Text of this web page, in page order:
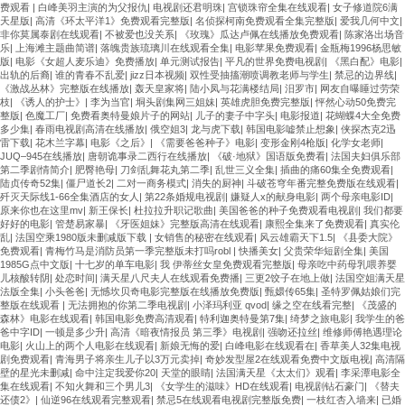
费观看 | 白峰美羽主演的为父报仇| 电视剧还君明珠| 宫锁珠帘全集在线观看| 女子修道院6满
天星版| 高清《环太平洋1》免费观看完整版| 名侦探柯南免费观看全集完整版| 爱我几何中文|
非你莫属泰剧在线观看| 不被爱也没关系| 《玫瑰》瓜达卢佩在线播放免费观看| 陈家洛出场音
乐| 上海滩主题曲简谱| 落魄贵族琉璃川在线观看全集| 电影苹果免费观看| 金瓶梅1996杨思敏
版| 电影《女超人麦乐迪》免费播放| 单元测试报告| 平凡的世界免费电视剧 | 《黑白配》电影|
出轨的后裔| 谁的青春不乱爱| jizz日本视频| 双性受抽搐潮喷调教老师与学生| 禁忌的边界线|
《激战丛林》完整版在线播放| 轰天皇家将| 陆小凤与花满楼结局| 汨罗市| 网友自曝睡过劳荣
枝| 《诱人的护士》 | 李为当官| 垌头剧集网三姐妹| 英雄虎胆免费完整版|怦然心动50免费完
整版| 色魔工厂| 免费看奥特曼娘片子的网站| 儿子的妻子中字头| 电影报道| 花蝴蝶4大全免费
多少集| 春雨电视剧高清在线播放| 俄空姐3| 龙与虎下载| 韩国电影嘘禁止想象| 侠探杰克2迅
雷下载| 花木兰字幕| 电影《之后》 | 《需要爸爸种子》电影| 变形金刚4枪版| 化学女老师|
JUQ–945在线播放| 唐朝诡事录二西行在线播放| 《破·地狱》国语版免费看| 法国夫妇俱乐部
第二季剧情简介| 肥臀艳母| 刀剑乱舞花丸第二季| 乱世三义全集| 插曲的痛60集全免费观看|
陆贞传奇52集| 僵尸道长2| 二对一商务模式| 消失的厨神| 斗破苍穹年番完整免费版在线观看|
歼灭天际线1-66全集酒店的女人 | 第22条婚规电视剧 | 嫌疑人x的献身电影| 两个母亲电影ID|
原来你也在这里mv| 新王保长| 杜拉拉升职记歌曲| 美国爸爸的种子免费观看电视剧 | 我们都要
好好的电影| 管楚易家暴| 《牙医姐妹》完整版高清在线观看| 康熙全集来了免费观看| 真实伦
乱| 法国空乘1980版未删减版下载 | 女销售的秘密在线观看| 风云雄霸天下1.5|
《县委大院》
免费观看| 青梅竹马是消防员第一季完整版未打吗robl |快播美女| 父贵荣华短剧全集| 美国
1985G点中文版| 十七岁的单车电影| 我 伊蒂丝女皇免费观看完整版| 母亲吃中药母乳喂养婴
儿核酸转阴| 处恋时间| 满天星八尺夫人在线观看免费播| 三更2饺子在地上做| 法国空姐满天星
法版全集| 小头爸爸| 无憾坎贝奇电影完整版在线播放免费版| 甄嬛传65集| 圣特罗佩姑娘们完
整版在线观看 | 无法拥抱的你第二季电视剧 | 小泽玛利亚 qvod| 缘之空在线看完整|
《茂盛的
森林》电影在线观看| 韩国电影免费高清观看| 特利迦奥特曼第7集| 绮梦之旅电影| 我学生的爸
爸中字ID| 一顿是多少升| 高清《暗夜情报员 第三季》电视剧 | 强吻还拉丝| 维修师傅艳遇理论
电影| 火山上的两个人电影在线观看| 新娘无悔的爱| 白峰电影在线观看在| 香草美人32集电视
剧免费观看| 青海男子将亲生儿子以3万元卖掉| 奇妙发型屋2在线观看免费中文版电视| 高清隔
壁的星光未删减| 命中注定我爱你20| 天堂的眼睛| 法国满天星《太太们》观看| 李采潭电影全
集在线观看| 不知火舞和三个男儿3| 《女学生的滋味》HD在线观看| 电视剧钻石豪门|
《替夫
还债2》 | 仙逆96在线观看完整观看| 禁忌5在线观看电视剧完整版免费| 一枝红杏入墙来| 已婚